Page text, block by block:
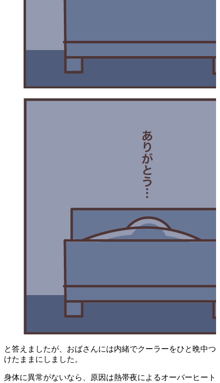
と答えましたが、おばさんには内緒でクーラーをひと晩中つ
けたままにしました。
身体に異常がないなら、原因は熱帯夜によるオーバーヒート